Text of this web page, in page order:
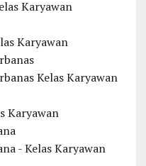
Karyawan
Karyawan
Kelas Karyawan
Karyawan
- Kelas Karyawan